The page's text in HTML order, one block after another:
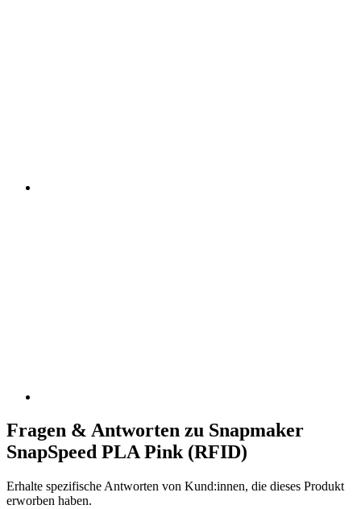
Fragen & Antworten zu Snapmaker
SnapSpeed PLA Pink (RFID)
Erhalte spezifische Antworten von Kund:innen, die dieses Produkt
erworben haben.